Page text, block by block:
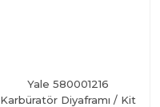
Yale 580001216
Karbüratör Diyaframı / Kit